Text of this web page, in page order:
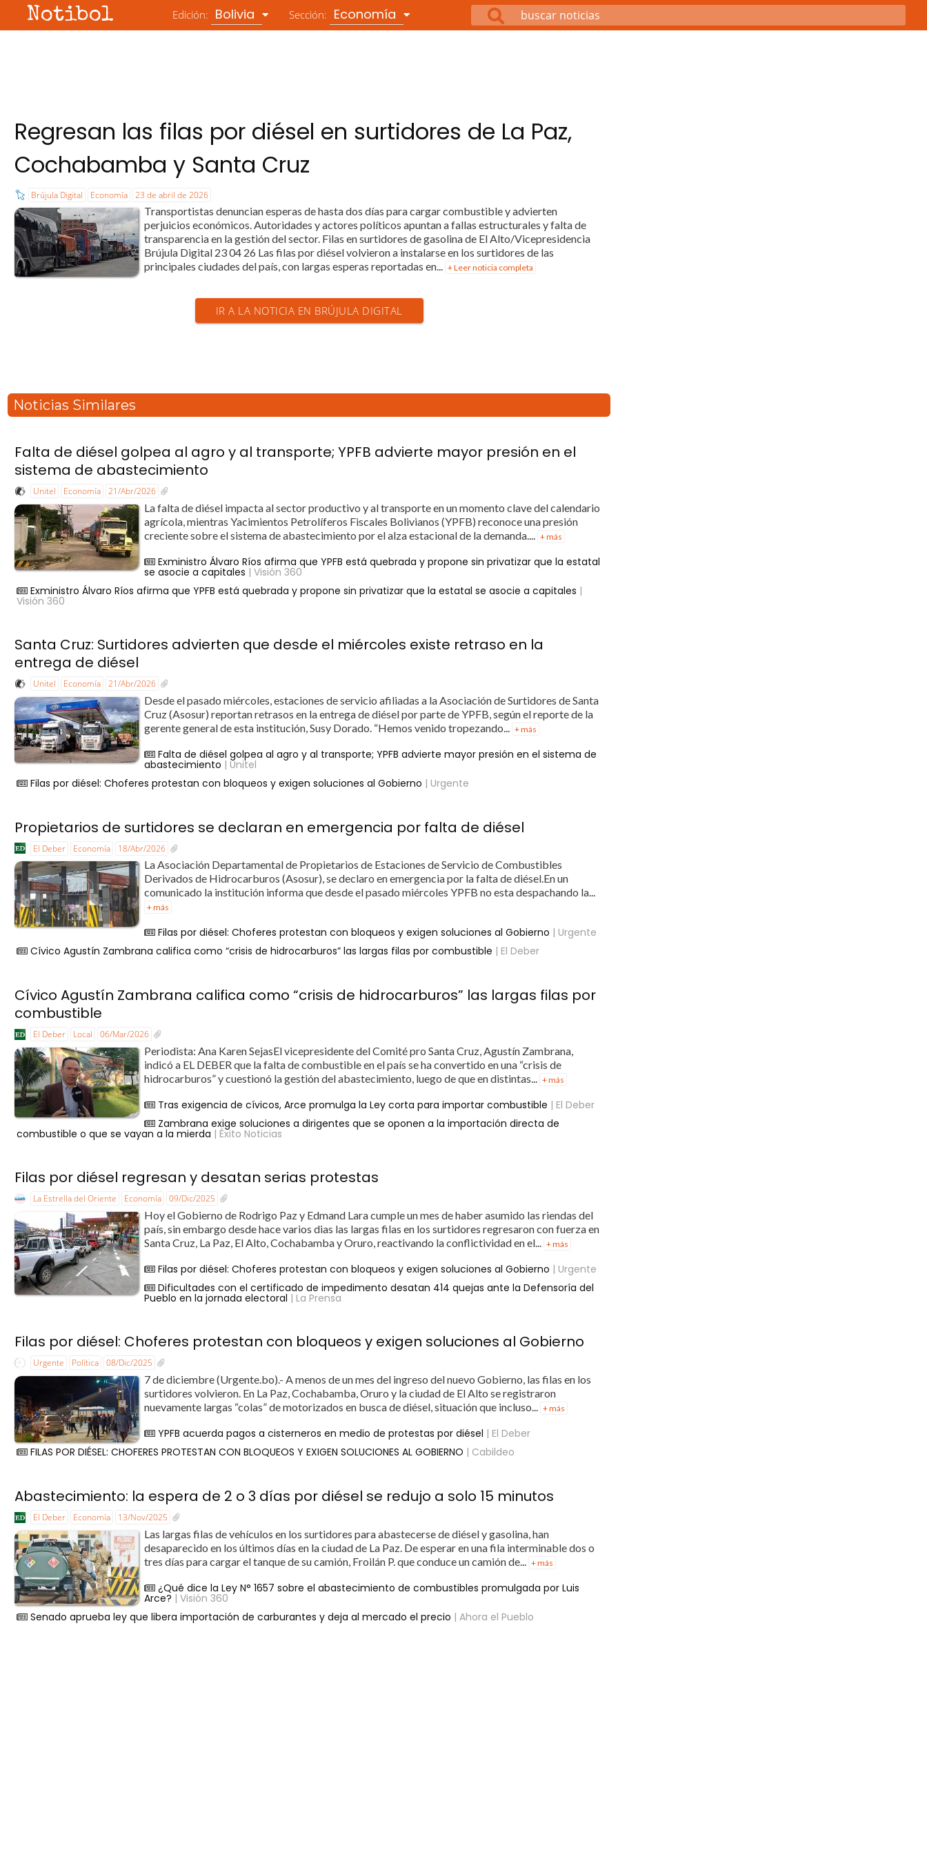
Notibol Edición: Bolivia Sección: Economía
Regresan las filas por diésel en surtidores de La Paz,
Cochabamba y Santa Cruz
Brújula Digital Economía 23 de abril de 2026
Transportistas denuncian esperas de hasta dos días para cargar combustible y advierten
perjuicios económicos. Autoridades y actores políticos apuntan a fallas estructurales y falta de
transparencia en la gestión del sector. Filas en surtidores de gasolina de El Alto/Vicepresidencia
Brújula Digital 23 04 26 Las filas por diésel volvieron a instalarse en los surtidores de las
principales ciudades del país, con largas esperas reportadas en... + Leer noticia completa
IR A LA NOTICIA EN BRÚJULA DIGITAL
Noticias Similares
Falta de diésel golpea al agro y al transporte; YPFB advierte mayor presión en el
sistema de abastecimiento
Unitel Economía 21/Abr/2026
La falta de diésel impacta al sector productivo y al transporte en un momento clave del calendario
agrícola, mientras Yacimientos Petrolíferos Fiscales Bolivianos (YPFB) reconoce una presión
creciente sobre el sistema de abastecimiento por el alza estacional de la demanda....
+ más
Exministro Álvaro Ríos afirma que YPFB está quebrada y propone sin privatizar que la estatal
se asocie a capitales | Visión 360
Exministro Álvaro Ríos afirma que YPFB está quebrada y propone sin privatizar que la estatal se asocie a capitales |
Visión 360
Santa Cruz: Surtidores advierten que desde el miércoles existe retraso en la
entrega de diésel
Unitel Economía 21/Abr/2026
Desde el pasado miércoles, estaciones de servicio afiliadas a la Asociación de Surtidores de Santa
Cruz (Asosur) reportan retrasos en la entrega de diésel por parte de YPFB, según el reporte de la
gerente general de esta institución, Susy Dorado. “Hemos venido tropezando... + más
Falta de diésel golpea al agro y al transporte; YPFB advierte mayor presión en el sistema de
abastecimiento | Unitel
Filas por diésel: Choferes protestan con bloqueos y exigen soluciones al Gobierno | Urgente
Propietarios de surtidores se declaran en emergencia por falta de diésel
El Deber Economía 18/Abr/2026
La Asociación Departamental de Propietarios de Estaciones de Servicio de Combustibles
Derivados de Hidrocarburos (Asosur), se declaro en emergencia por la falta de diésel.En un
comunicado la institución informa que desde el pasado miércoles YPFB no esta despachando la...
+ más
Filas por diésel: Choferes protestan con bloqueos y exigen soluciones al Gobierno | Urgente
Cívico Agustín Zambrana califica como “crisis de hidrocarburos” las largas filas por combustible | El Deber
Cívico Agustín Zambrana califica como “crisis de hidrocarburos” las largas filas por
combustible
El Deber Local 06/Mar/2026
Periodista: Ana Karen SejasEl vicepresidente del Comité pro Santa Cruz, Agustín Zambrana,
indicó a EL DEBER que la falta de combustible en el país se ha convertido en una “crisis de
hidrocarburos” y cuestionó la gestión del abastecimiento, luego de que en distintas...
+ más
Tras exigencia de cívicos, Arce promulga la Ley corta para importar combustible | El Deber
Zambrana exige soluciones a dirigentes que se oponen a la importación directa de
combustible o que se vayan a la mierda | Éxito Noticias
Filas por diésel regresan y desatan serias protestas
La Estrella del Oriente Economía 09/Dic/2025
Hoy el Gobierno de Rodrigo Paz y Edmand Lara cumple un mes de haber asumido las riendas del
país, sin embargo desde hace varios dias las largas filas en los surtidores regresaron con fuerza en
Santa Cruz, La Paz, El Alto, Cochabamba y Oruro, reactivando la conflictividad en el... + más
Filas por diésel: Choferes protestan con bloqueos y exigen soluciones al Gobierno | Urgente
Dificultades con el certificado de impedimento desatan 414 quejas ante la Defensoría del
Pueblo en la jornada electoral | La Prensa
Filas por diésel: Choferes protestan con bloqueos y exigen soluciones al Gobierno
Urgente Política 08/Dic/2025
7 de diciembre (Urgente.bo).- A menos de un mes del ingreso del nuevo Gobierno, las filas en los
surtidores volvieron. En La Paz, Cochabamba, Oruro y la ciudad de El Alto se registraron
nuevamente largas “colas” de motorizados en busca de diésel, situación que incluso... + más
YPFB acuerda pagos a cisterneros en medio de protestas por diésel | El Deber
FILAS POR DIÉSEL: CHOFERES PROTESTAN CON BLOQUEOS Y EXIGEN SOLUCIONES AL GOBIERNO | Cabildeo
Abastecimiento: la espera de 2 o 3 días por diésel se redujo a solo 15 minutos
El Deber Economía 13/Nov/2025
Las largas filas de vehículos en los surtidores para abastecerse de diésel y gasolina, han
desaparecido en los últimos días en la ciudad de La Paz. De esperar en una fila interminable dos o
tres días para cargar el tanque de su camión, Froilán P. que conduce un camión de...
+ más
¿Qué dice la Ley N° 1657 sobre el abastecimiento de combustibles promulgada por Luis
Arce? | Visión 360
Senado aprueba ley que libera importación de carburantes y deja al mercado el precio | Ahora el Pueblo